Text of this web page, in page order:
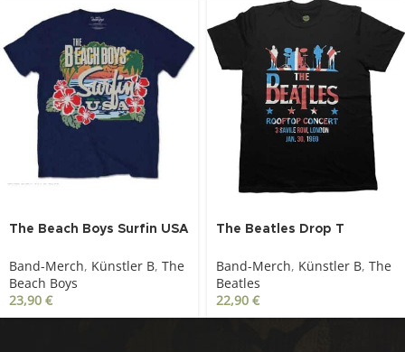
The Beach Boys Surfin USA
Band-Merch, Künstler B, The
Beach Boys
23,90 €
The Beatles Drop T
Band-Merch, Künstler B, The
Beatles
22,90 €